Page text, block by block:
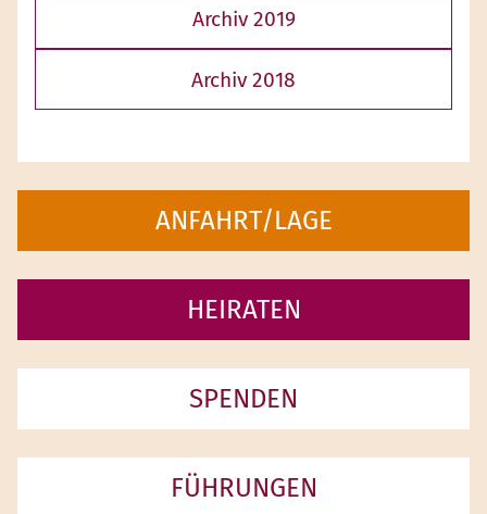
Archiv 2019
Archiv 2018
ANFAHRT/LAGE
HEIRATEN
SPENDEN
FÜHRUNGEN